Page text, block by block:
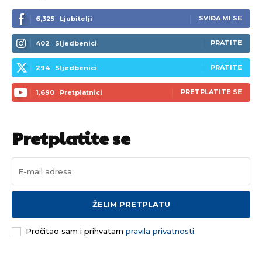
6,325 Ljubitelji SVIĐA MI SE
402 Sljedbenici PRATITE
294 Sljedbenici PRATITE
1,690 Pretplatnici PRETPLATITE SE
Pretplatite se
ŽELIM PRETPLATU
Pročitao sam i prihvatam pravila privatnosti.